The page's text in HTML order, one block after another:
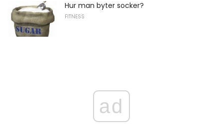
Hur man byter socker?
FITNESS
ad